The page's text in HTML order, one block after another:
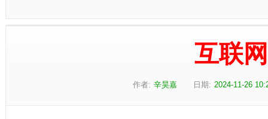
互联
作者: 辛昊嘉 日期: 2024-11-26